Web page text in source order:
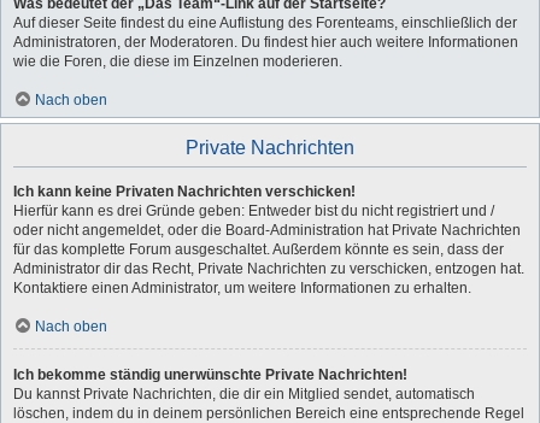
Was bedeutet der „Das Team“-Link auf der Startseite?
Auf dieser Seite findest du eine Auflistung des Forenteams, einschließlich der
Administratoren, der Moderatoren. Du findest hier auch weitere Informationen
wie die Foren, die diese im Einzelnen moderieren.
Nach oben
Private Nachrichten
Ich kann keine Privaten Nachrichten verschicken!
Hierfür kann es drei Gründe geben: Entweder bist du nicht registriert und /
oder nicht angemeldet, oder die Board-Administration hat Private Nachrichten
für das komplette Forum ausgeschaltet. Außerdem könnte es sein, dass der
Administrator dir das Recht, Private Nachrichten zu verschicken, entzogen hat.
Kontaktiere einen Administrator, um weitere Informationen zu erhalten.
Nach oben
Ich bekomme ständig unerwünschte Private Nachrichten!
Du kannst Private Nachrichten, die dir ein Mitglied sendet, automatisch
löschen, indem du in deinem persönlichen Bereich eine entsprechende Regel